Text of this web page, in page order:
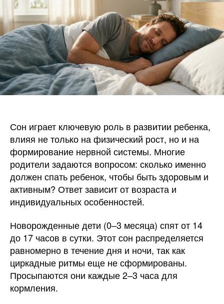
Сон играет ключевую роль в развитии ребенка,
влияя не только на физический рост, но и на
формирование нервной системы. Многие
родители задаются вопросом: сколько именно
должен спать ребенок, чтобы быть здоровым и
активным? Ответ зависит от возраста и
индивидуальных особенностей.
Новорожденные дети (0–3 месяца) спят от 14
до 17 часов в сутки. Этот сон распределяется
равномерно в течение дня и ночи, так как
циркадные ритмы еще не сформированы.
Просыпаются они каждые 2–3 часа для
кормления.